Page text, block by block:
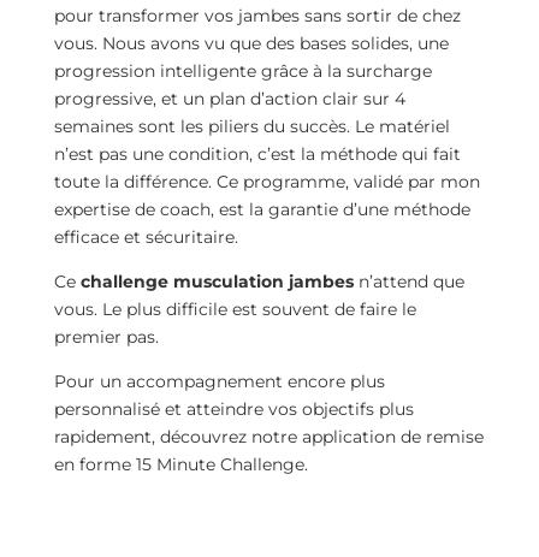
pour transformer vos jambes sans sortir de chez
vous. Nous avons vu que des bases solides, une
progression intelligente grâce à la surcharge
progressive, et un plan d’action clair sur 4
semaines sont les piliers du succès. Le matériel
n’est pas une condition, c’est la méthode qui fait
toute la différence. Ce programme, validé par mon
expertise de coach, est la garantie d’une méthode
efficace et sécuritaire.
Ce challenge musculation jambesn’attend que
vous. Le plus difficile est souvent de faire le
premier pas.
Pour un accompagnement encore plus
personnalisé et atteindre vos objectifs plus
rapidement, découvrez notre application de remise
en forme 15 Minute Challenge.